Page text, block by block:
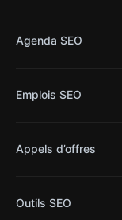
Agenda SEO
Emplois SEO
Appels d’offres
Outils SEO